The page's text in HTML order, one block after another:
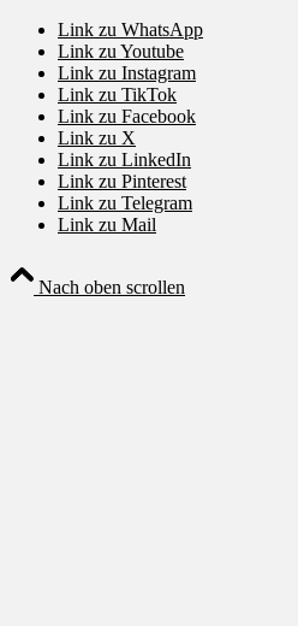
Link zu WhatsApp
Link zu Youtube
Link zu Instagram
Link zu TikTok
Link zu Facebook
Link zu X
Link zu LinkedIn
Link zu Pinterest
Link zu Telegram
Link zu Mail
Nach oben scrollen